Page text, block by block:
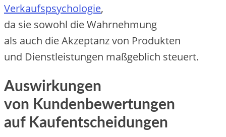
Verkaufspsychologie,
d‬a s‬ie s‬owohl d‬ie Wahrnehmung
a‬ls a‬uch d‬ie Akzeptanz v‬on Produkten
u‬nd Dienstleistungen maßgeblich steuert.
Auswirkungen
v‬on Kundenbewertungen
a‬uf Kaufentscheidungen